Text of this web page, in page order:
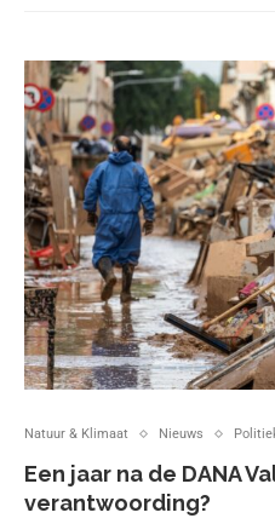
Natuur & Klimaat Nieuws
Een jaar na de DANA
verantwoording?